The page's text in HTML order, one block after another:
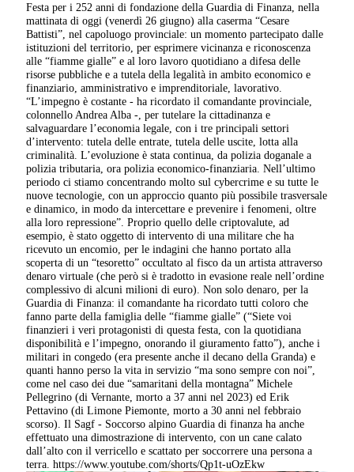
Festa per i 252 anni di fondazione della Guardia di Finanza, nella
mattinata di oggi (venerdì 26 giugno) alla caserma “Cesare
Battisti”, nel capoluogo provinciale: un momento partecipato dalle
istituzioni del territorio, per esprimere vicinanza e riconoscenza
alle “fiamme gialle” e al loro lavoro quotidiano a difesa delle
risorse pubbliche e a tutela della legalità in ambito economico e
finanziario, amministrativo e imprenditoriale, lavorativo.
“L’impegno è costante - ha ricordato il comandante provinciale,
colonnello Andrea Alba -, per tutelare la cittadinanza e
salvaguardare l’economia legale, con i tre principali settori
d’intervento: tutela delle entrate, tutela delle uscite, lotta alla
criminalità. L’evoluzione è stata continua, da polizia doganale a
polizia tributaria, ora polizia economico-finanziaria. Nell’ultimo
periodo ci stiamo concentrando molto sul cybercrime e su tutte le
nuove tecnologie, con un approccio quanto più possibile trasversale
e dinamico, in modo da intercettare e prevenire i fenomeni, oltre
alla loro repressione”. Proprio quello delle criptovalute, ad
esempio, è stato oggetto di intervento di una militare che ha
ricevuto un encomio, per le indagini che hanno portato alla
scoperta di un “tesoretto” occultato al fisco da un artista attraverso
denaro virtuale (che però si è tradotto in evasione reale nell’ordine
complessivo di alcuni milioni di euro). Non solo denaro, per la
Guardia di Finanza: il comandante ha ricordato tutti coloro che
fanno parte della famiglia delle “fiamme gialle” (“Siete voi
finanzieri i veri protagonisti di questa festa, con la quotidiana
disponibilità e l’impegno, onorando il giuramento fatto”), anche i
militari in congedo (era presente anche il decano della Granda) e
quanti hanno perso la vita in servizio “ma sono sempre con noi”,
come nel caso dei due “samaritani della montagna” Michele
Pellegrino (di Vernante, morto a 37 anni nel 2023) ed Erik
Pettavino (di Limone Piemonte, morto a 30 anni nel febbraio
scorso). Il Sagf - Soccorso alpino Guardia di finanza ha anche
effettuato una dimostrazione di intervento, con un cane calato
dall’alto con il verricello e scattato per soccorrere una persona a
terra. https://www.youtube.com/shorts/Qp1t-uOzEkw